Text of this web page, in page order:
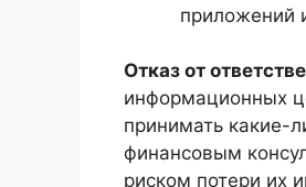
приложений
Отказ от
информационных
принимать какие-
финансовым
риском потери их